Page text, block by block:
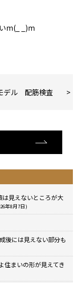
m(_ _)m
デル 配筋検査
見えないところが大
年8月7日)
後には見えない部分も
住まいの形が見えてき